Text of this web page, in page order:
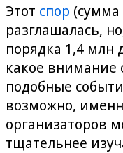
Этот спор (сумма
разглашалась,
порядка 1,4 млн
какое внимание
подобные
возможно,
организаторов
тщательнее